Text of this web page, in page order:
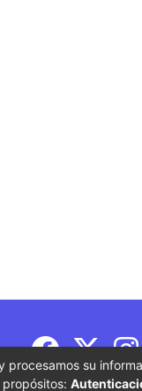
procesamos su